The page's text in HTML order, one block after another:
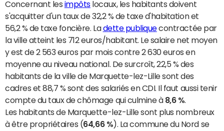
Concernant les impôtslocaux, les habitants doivent
s'acquitter d'un taux de 32,2 % de taxe d'habitation et
56,2 % de taxe foncière. Ladette publiquecontractée par
la ville atteint les 712 euros/habitant. Le salaire net moyen
y est de 2 563 euros par mois contre 2 630 euros en
moyenne au niveau national. De surcroît, 22,5 % des
habitants de la ville de Marquette-lez-Lille sont des
cadres et 88,7 % sont des salariés en CDI. Il faut aussi tenir
compte du taux de chômage qui culmine à 8,6 %
Les habitants de Marquette-lez-Lille sont plus nombreux
à être propriétaires (64,66 %). La commune du Nord se